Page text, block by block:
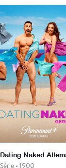
Série • 1900